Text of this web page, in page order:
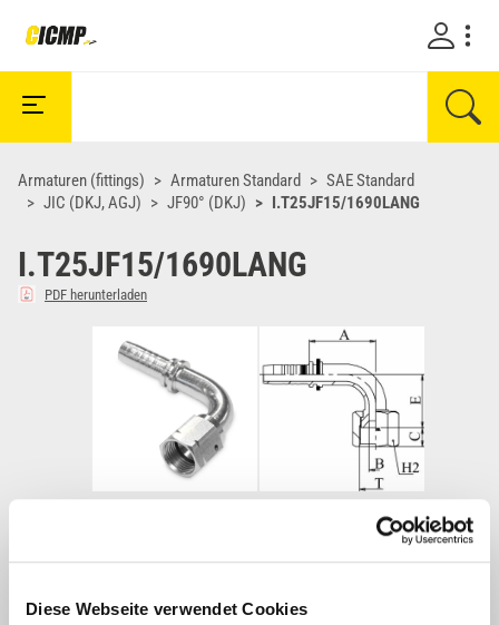
Diese Webseite verwendet Cookies
Armaturen (fittings) Armaturen Standard
SAE Standard
JIC (DKJ, AGJ)
JF90° (DKJ) I.T25JF15/1690LANG
I.T25JF15/1690LANG
PDF herunterladen